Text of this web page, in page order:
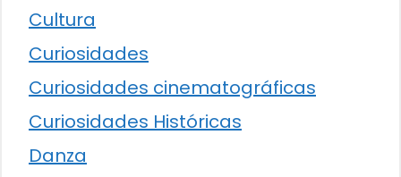
Cultura
Curiosidades
Curiosidades cinematográficas
Curiosidades Históricas
Danza